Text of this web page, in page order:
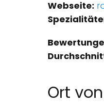
Webseite:
Ort